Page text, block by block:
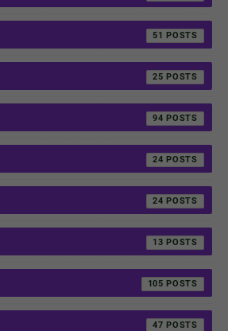
51
25
94
24
24
13
105
47